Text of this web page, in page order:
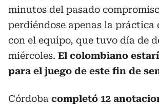
minutos del pasado
perdiéndose apenas la práctica
con el equipo, que tuvo día de
miércoles. El colombiano
para el juego de este fin de
Córdoba completó 12